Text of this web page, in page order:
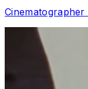
Cinematographer